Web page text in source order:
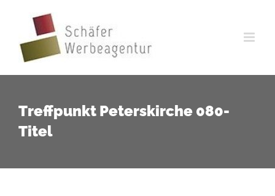
springen
Treffpunkt Peterskirche 080-
Titel